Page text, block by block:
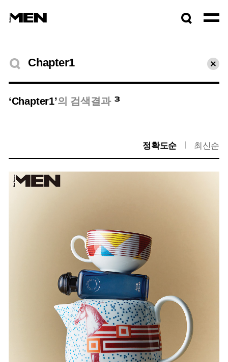
검색결과
초기
‘Chapter1’의 검색결과 3
정확도순 최신순